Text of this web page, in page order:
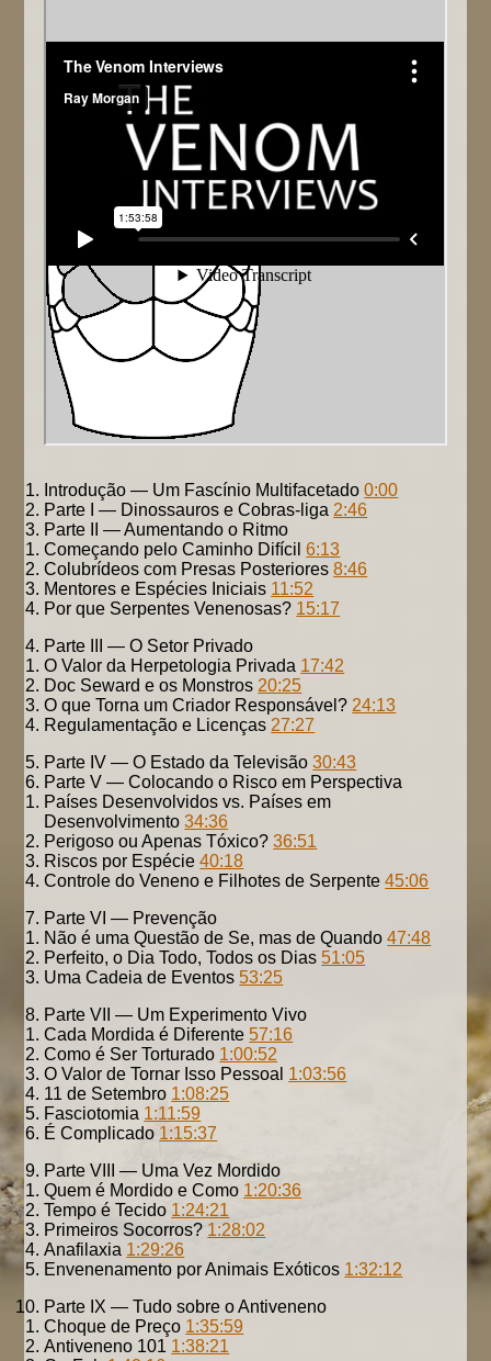
Introdução — Um Fascínio Multifacetado0:00
Parte I — Dinossauros e Cobras-liga 2:46
Parte II — Aumentando o Ritmo
Começando pelo Caminho Difícil6:13
Colubrídeos com Presas Posteriores8:46
Mentores e Espécies Iniciais 11:52
Por que Serpentes Venenosas? 15:17
Parte III — O Setor Privado
O Valor da Herpetologia Privada 17:42
Doc Seward e os Monstros 20:25
O que Torna um Criador Responsável? 24:13
Regulamentação e Licenças 27:27
Parte IV — O Estado da Televisão30:43
Parte V — Colocando o Risco em Perspectiva
Países Desenvolvidos vs. Países em
Desenvolvimento34:36
Perigoso ou Apenas Tóxico?36:51
Riscos por Espécie40:18
Controle do Veneno e Filhotes de Serpente45:06
Parte VI — Prevenção
Não é uma Questão de Se, mas de Quando47:48
Perfeito, o Dia Todo, Todos os Dias51:05
Uma Cadeia de Eventos53:25
Parte VII — Um Experimento Vivo
Cada Mordida é Diferente57:16
Como é Ser Torturado 1:00:52
O Valor de Tornar Isso Pessoal 1:03:56
11 de Setembro 1:08:25
Fasciotomia 1:11:59
É Complicado 1:15:37
Parte VIII — Uma Vez Mordido
Quem é Mordido e Como 1:20:36
Tempo é Tecido 1:24:21
Primeiros Socorros? 1:28:02
Anafilaxia 1:29:26
Envenenamento por Animais Exóticos 1:32:12
Parte IX — Tudo sobre o Antiveneno
Choque de Preço 1:35:59
Antiveneno 101 1:38:21